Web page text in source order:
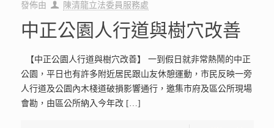
發佈由 陳清龍立法委員服務處
中正公園人行道與樹穴改善
【中正公園人行道與樹穴改善】 一到假日就非常熱鬧的中正
公園，平日也有許多附近居民跟山友休憩運動，市民反映一旁
人行道及公園內木棧道破損影響通行，邀集市府及區公所現場
會勘，由區公所納入今年改[…]